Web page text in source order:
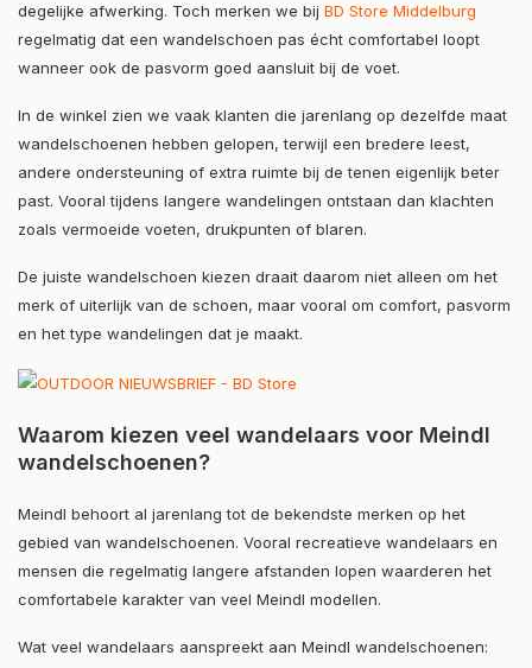
degelijke afwerking. Toch merken we bij BD Store Middelburg
regelmatig dat een wandelschoen pas écht comfortabel loopt
wanneer ook de pasvorm goed aansluit bij de voet.
In de winkel zien we vaak klanten die jarenlang op dezelfde maat
wandelschoenen hebben gelopen, terwijl een bredere leest,
andere ondersteuning of extra ruimte bij de tenen eigenlijk beter
past. Vooral tijdens langere wandelingen ontstaan dan klachten
zoals vermoeide voeten, drukpunten of blaren.
De juiste wandelschoen kiezen draait daarom niet alleen om het
merk of uiterlijk van de schoen, maar vooral om comfort, pasvorm
en het type wandelingen dat je maakt.
Waarom kiezen veel wandelaars voor Meindl
wandelschoenen?
Meindl behoort al jarenlang tot de bekendste merken op het
gebied van wandelschoenen. Vooral recreatieve wandelaars en
mensen die regelmatig langere afstanden lopen waarderen het
comfortabele karakter van veel Meindl modellen.
Wat veel wandelaars aanspreekt aan Meindl wandelschoenen: